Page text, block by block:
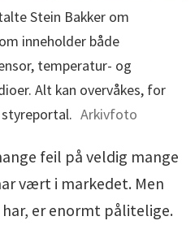
Stein Bakker om
inneholder både
temperatur- og
Alt kan overvåkes, for
Arkivfoto
feil på veldig mange
vært i markedet. Men
har, er enormt pålitelige.